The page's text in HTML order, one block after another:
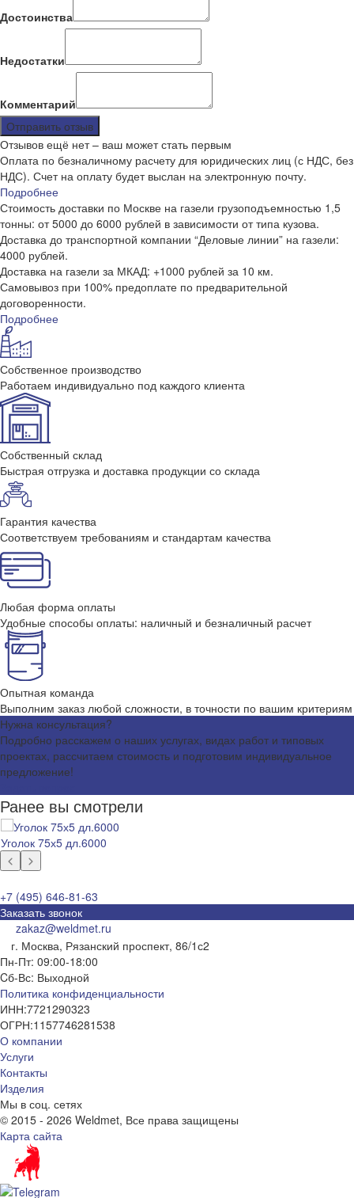
Достоинства
Недостатки
Комментарий
Отправить отзыв
Отзывов ещё нет – ваш может стать первым
Оплата по безналичному расчету для юридических лиц (с НДС, без
НДС). Счет на оплату будет выслан на электронную почту.
Подробнее
Стоимость доставки по Москве на газели грузоподъемностью 1,5
тонны: от 5000 до 6000 рублей в зависимости от типа кузова.
Доставка до транспортной компании “Деловые линии” на газели:
4000 рублей.
Доставка на газели за МКАД: +1000 рублей за 10 км.
Самовывоз при 100% предоплате по предварительной
договоренности.
Подробнее
Собственное производство
Работаем индивидуально под каждого клиента
Собственный склад
Быстрая отгрузка и доставка продукции со склада
Гарантия качества
Соответствуем требованиям и стандартам качества
Любая форма оплаты
Удобные способы оплаты: наличный и безналичный расчет
Опытная команда
Выполним заказ любой сложности, в точности по вашим критериям
Нужна консультация?
Подробно расскажем о наших услугах, видах работ и типовых
проектах, рассчитаем стоимость и подготовим индивидуальное
предложение!
Ранее вы смотрели
Уголок 75х5 дл.6000
+7 (495) 646-81-63
Заказать звонок
zakaz@weldmet.ru
г. Москва, Рязанский проспект, 86/1с2
Пн-Пт: 09:00-18:00
Cб-Вс: Выходной
Политика конфиденциальности
ИНН:7721290323
ОГРН:1157746281538
О компании
Услуги
Контакты
Изделия
Мы в соц. сетях
© 2015 - 2026 Weldmet, Все права защищены
Карта сайта